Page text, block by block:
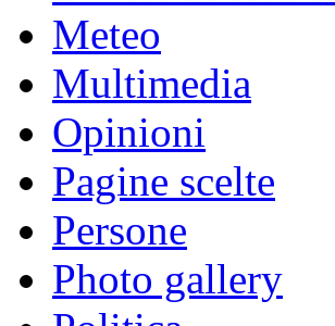
Meteo
Multimedia
Opinioni
Pagine scelte
Persone
Photo gallery